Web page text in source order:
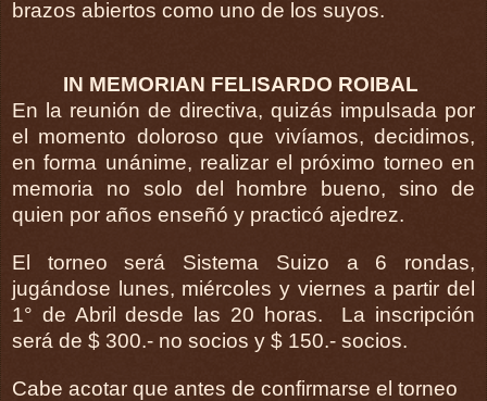
brazos abiertos como uno de los suyos.
IN MEMORIAN FELISARDO ROIBAL
En la reunión de directiva, quizás impulsada por
el momento doloroso que vivíamos, decidimos,
en forma unánime, realizar el próximo torneo en
memoria no solo del hombre bueno, sino de
quien por años enseñó y practicó ajedrez.
El torneo será Sistema Suizo a 6 rondas,
jugándose lunes, miércoles y viernes a partir del
1° de Abril desde las 20 horas. La inscripción
será de $ 300.- no socios y $ 150.- socios.
Cabe acotar que antes de confirmarse el torneo